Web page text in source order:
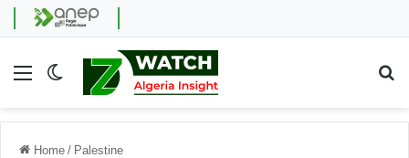
Menu Switch skin
Home / Palestine